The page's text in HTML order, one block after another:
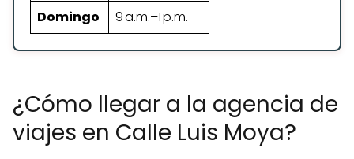
Domingo
9 a.m.–1 p.m.
¿Cómo llegar a la agencia de
viajes en Calle Luis Moya?